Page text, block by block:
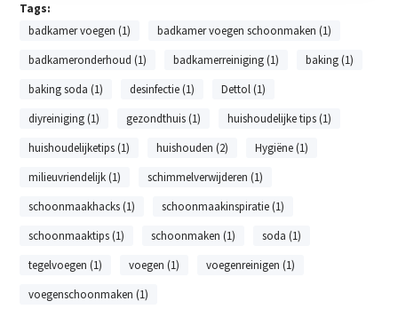
Tags:
badkamer voegen (1)
badkamer voegen schoonmaken (1)
badkameronderhoud (1)
badkamerreiniging (1)
baking (1)
baking soda (1)
desinfectie (1)
Dettol (1)
diyreiniging (1)
gezondthuis (1)
huishoudelijke tips (1)
huishoudelijketips (1)
huishouden (2)
Hygiëne (1)
milieuvriendelijk (1)
schimmelverwijderen (1)
schoonmaakhacks (1)
schoonmaakinspiratie (1)
schoonmaaktips (1)
schoonmaken (1)
soda (1)
tegelvoegen (1)
voegen (1)
voegenreinigen (1)
voegenschoonmaken (1)